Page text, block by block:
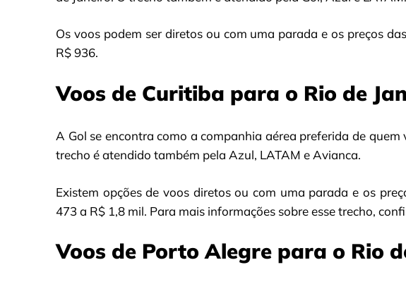
Os voos podem ser diretos ou com uma parada e os preços
R$ 936.
Voos de Curitiba para o Rio de
A Gol se encontra como a companhia aérea preferida de
trecho é atendido também pela Azul, LATAM e Avianca.
Existem opções de voos diretos ou com uma parada e os
473 a R$ 1,8 mil. Para mais informações sobre esse trecho,
Voos de Porto Alegre para o Rio